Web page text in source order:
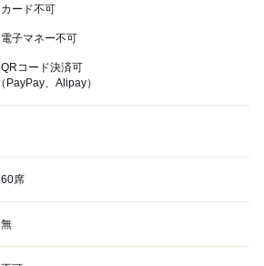
カード不可
電子マネー不可
QRコード決済可
（PayPay、Alipay）
60席
無